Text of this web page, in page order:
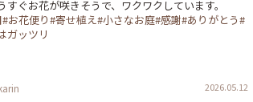
お花便り#寄せ植え#小さなお庭#感謝#ありがとう#
ガッツリ
2026.05.12